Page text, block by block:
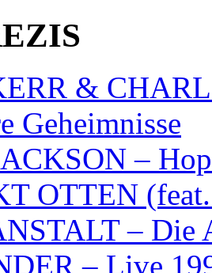
&
Geheimnisse
–
OTTEN
– Die
– Live